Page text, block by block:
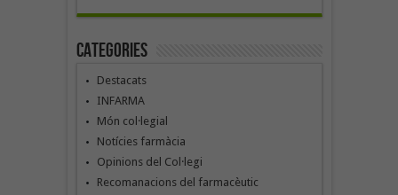
Categories
Destacats
INFARMA
Món col·legial
Notícies farmàcia
Opinions del Col·legi
Recomanacions del farmacèutic